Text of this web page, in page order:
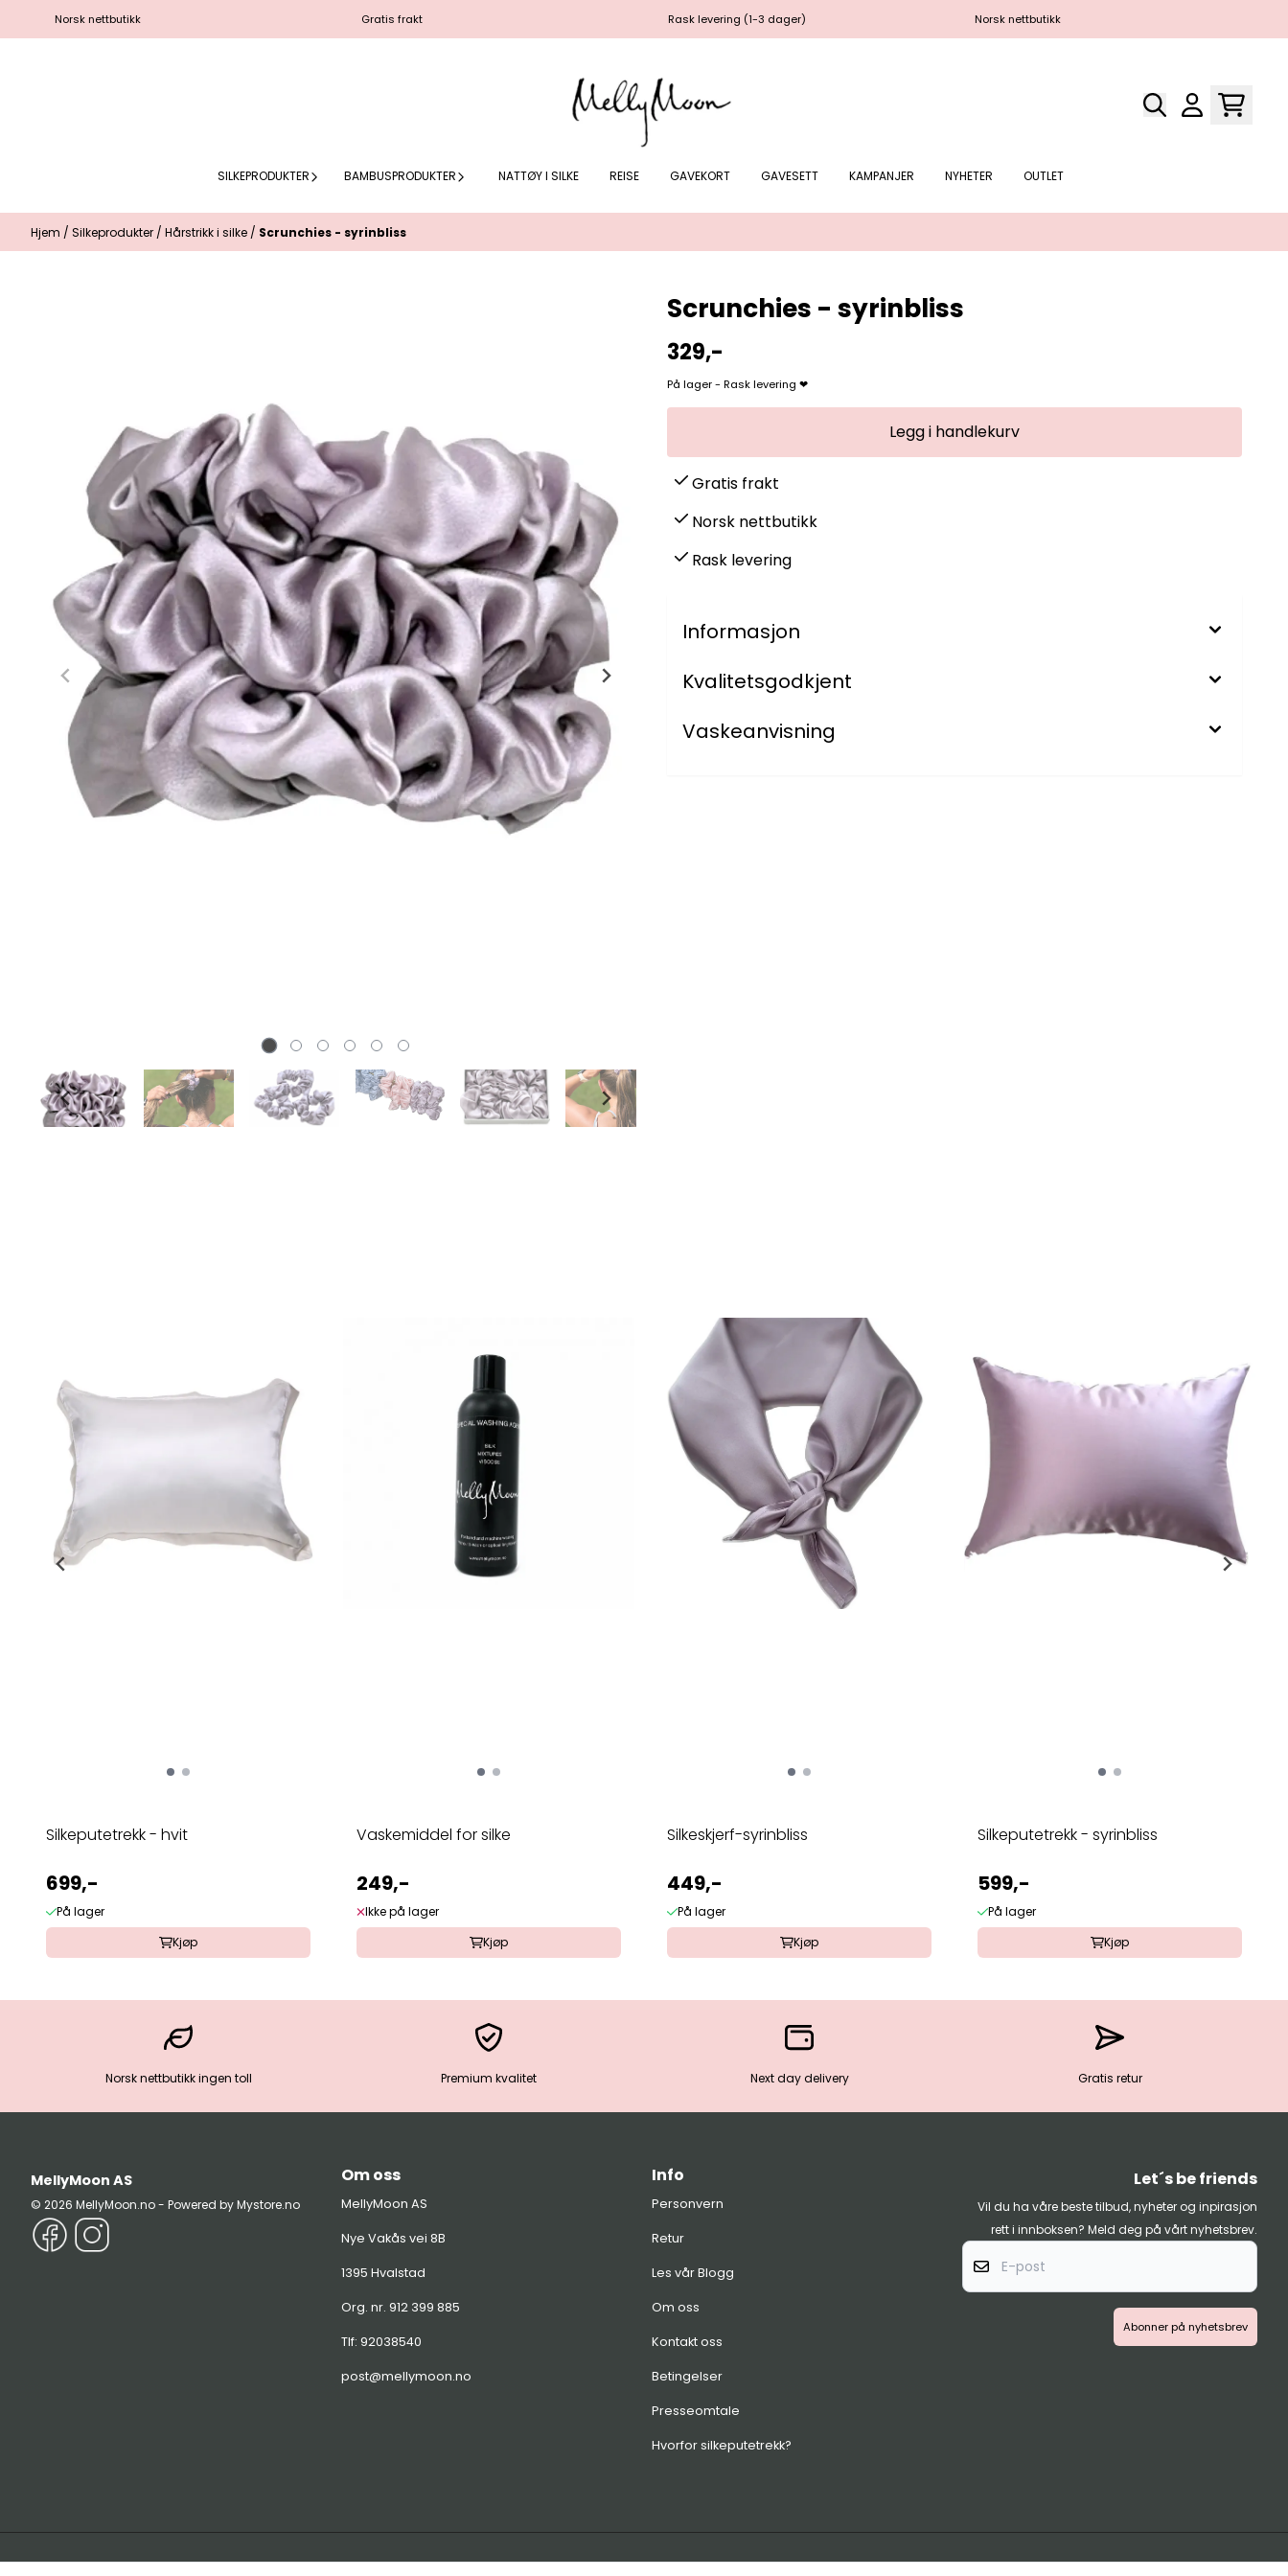
Hopp til innhold
Norsk nettbutikk Gratis frakt Rask levering (1-3 dager) Norsk nettbutikk
SILKEPRODUKTER BAMBUSPRODUKTER NATTØY I SILKE REISE GAVEKORT GAVESETT KAMPANJER NYHETER OUTLET
Hjem / Silkeprodukter / Hårstrikk i silke / Scrunchies - syrinbliss
Scrunchies - syrinbliss
329,-
På lager - Rask levering ❤
Gratis frakt
Norsk nettbutikk
Rask levering
Informasjon
Kvalitetsgodkjent
Vaskeanvisning
Silkeputetrekk - hvit
699,-
På lager
Kjøp
Vaskemiddel for silke
249,-
Ikke på lager
Kjøp
Silkeskjerf-syrinbliss
449,-
På lager
Kjøp
Silkeputetrekk - syrinbliss
599,-
På lager
Kjøp
Norsk nettbutikk ingen toll Premium kvalitet Next day delivery Gratis retur
MellyMoon AS
© 2026 MellyMoon.no - Powered by Mystore.no
Om oss
MellyMoon AS
Nye Vakås vei 8B
1395 Hvalstad
Org. nr. 912 399 885
Tlf: 92038540
post@mellymoon.no
Info
Personvern
Retur
Les vår Blogg
Om oss
Kontakt oss
Betingelser
Presseomtale
Hvorfor silkeputetrekk?
Let´s be friends
Vil du ha våre beste tilbud, nyheter og inpirasjon
rett i innboksen? Meld deg på vårt nyhetsbrev.
E-
Abonner på nyhetsbrev